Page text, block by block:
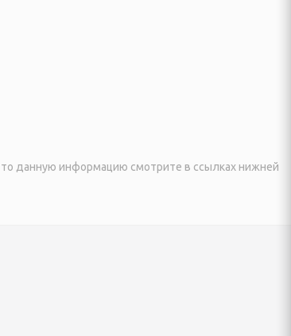
то данную информацию смотрите в ссылках нижней